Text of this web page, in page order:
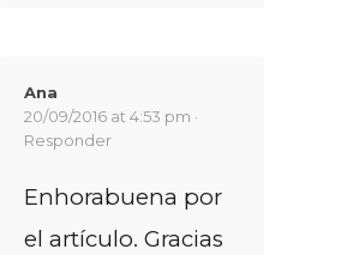
Ana
20/09/2016 at 4:53 pm ·
Responder
Enhorabuena por
el artículo. Gracias